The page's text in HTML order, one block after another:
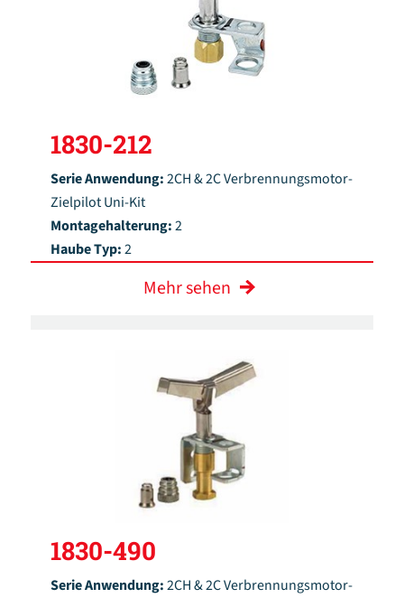
1830-212
Serie Anwendung:2CH & 2C Verbrennungsmotor-
Zielpilot Uni-Kit
Montagehalterung:2
Haube Typ:2
Mehr sehen
1830-490
Serie Anwendung:2CH & 2C Verbrennungsmotor-